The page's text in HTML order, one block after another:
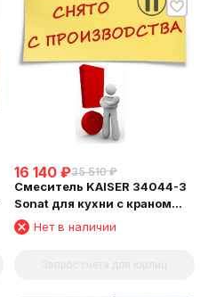
16 140 ₽35 510 ₽
Смеситель KAISER 34044-3
Sonat для кухни с краном
для питьевой воды (кран-
букса 6134)
Нет в наличии